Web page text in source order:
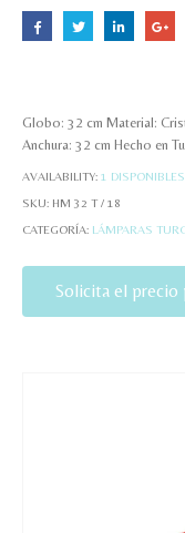
Globo: 32 cm Material:
Anchura: 32 cm Hecho en
AVAILABILITY: 1 DISPONIBLES
SKU: HM 32 T / 18
CATEGORÍA: LÁMPARAS
Solicita el precio